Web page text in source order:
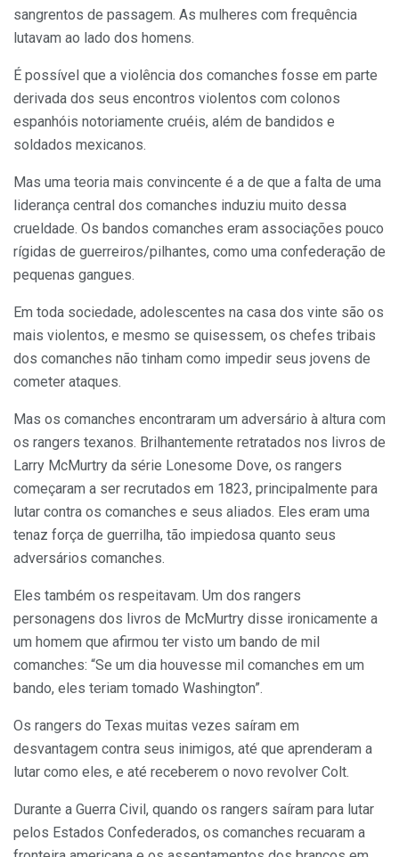
sangrentos de passagem. As mulheres com frequência
lutavam ao lado dos homens.
É possível que a violência dos comanches fosse em parte
derivada dos seus encontros violentos com colonos
espanhóis notoriamente cruéis, além de bandidos e
soldados mexicanos.
Mas uma teoria mais convincente é a de que a falta de uma
liderança central dos comanches induziu muito dessa
crueldade. Os bandos comanches eram associações pouco
rígidas de guerreiros/pilhantes, como uma confederação de
pequenas gangues.
Em toda sociedade, adolescentes na casa dos vinte são os
mais violentos, e mesmo se quisessem, os chefes tribais
dos comanches não tinham como impedir seus jovens de
cometer ataques.
Mas os comanches encontraram um adversário à altura com
os rangers texanos. Brilhantemente retratados nos livros de
Larry McMurtry da série Lonesome Dove, os rangers
começaram a ser recrutados em 1823, principalmente para
lutar contra os comanches e seus aliados. Eles eram uma
tenaz força de guerrilha, tão impiedosa quanto seus
adversários comanches.
Eles também os respeitavam. Um dos rangers
personagens dos livros de McMurtry disse ironicamente a
um homem que afirmou ter visto um bando de mil
comanches: “Se um dia houvesse mil comanches em um
bando, eles teriam tomado Washington”.
Os rangers do Texas muitas vezes saíram em
desvantagem contra seus inimigos, até que aprenderam a
lutar como eles, e até receberem o novo revolver Colt.
Durante a Guerra Civil, quando os rangers saíram para lutar
pelos Estados Confederados, os comanches recuaram a